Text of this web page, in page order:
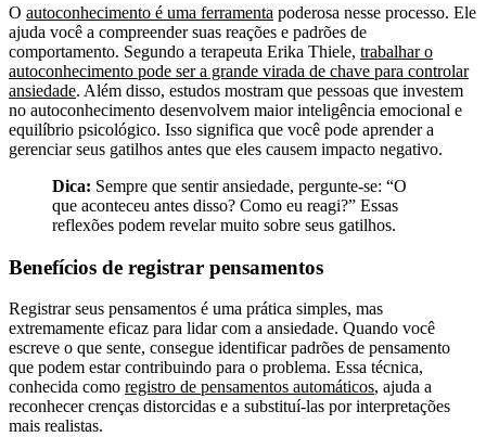
O autoconhecimento é uma ferramenta poderosa nesse processo. Ele
ajuda você a compreender suas reações e padrões de
comportamento. Segundo a terapeuta Erika Thiele, trabalhar o
autoconhecimento pode ser a grande virada de chave para controlar
ansiedade. Além disso, estudos mostram que pessoas que investem
no autoconhecimento desenvolvem maior inteligência emocional e
equilíbrio psicológico. Isso significa que você pode aprender a
gerenciar seus gatilhos antes que eles causem impacto negativo.
Dica: Sempre que sentir ansiedade, pergunte-se: “O
que aconteceu antes disso? Como eu reagi?” Essas
reflexões podem revelar muito sobre seus gatilhos.
Benefícios de registrar pensamentos
Registrar seus pensamentos é uma prática simples, mas
extremamente eficaz para lidar com a ansiedade. Quando você
escreve o que sente, consegue identificar padrões de pensamento
que podem estar contribuindo para o problema. Essa técnica,
conhecida como registro de pensamentos automáticos, ajuda a
reconhecer crenças distorcidas e a substituí-las por interpretações
mais realistas.